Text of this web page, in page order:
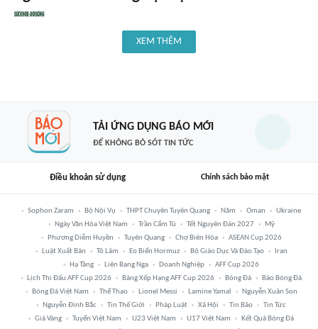
XEM THÊM
TẢI ỨNG DỤNG BÁO MỚI
ĐỂ KHÔNG BỎ SÓT TIN TỨC
Điều khoản sử dụng Chính sách bảo mật
Sophon Zaram Bộ Nội Vụ THPT Chuyên Tuyên Quang Năm Oman
Ukraine
Ngày Văn Hóa Việt Nam
Trần Cẩm Tú Tết Nguyên Đán 2027
Mỹ
Phương Diễm Huyền
Tuyên Quang Chợ Biên Hòa
ASEAN Cup 2026
Luật Xuất Bản
Tô Lâm Eo Biển Hormuz Bộ Giáo Dục Và Đào Tạo
Iran
Hạ Tầng
Liên Bang Nga Doanh Nghiệp
AFF Cup 2026
Lịch Thi Đấu AFF Cup 2026
Bảng Xếp Hạng AFF Cup 2026 Bóng Đá
Báo Bóng Đá
Bóng Đá Việt Nam
Thể Thao Lionel Messi Lamine Yamal
Nguyễn Xuân Son
Nguyễn Đình Bắc
Tin Thế Giới Pháp Luật Xã Hội Tin Bão
Tin Tức
Giá Vàng
Tuyển Việt Nam U23 Việt Nam U17 Việt Nam
Kết Quả Bóng Đá